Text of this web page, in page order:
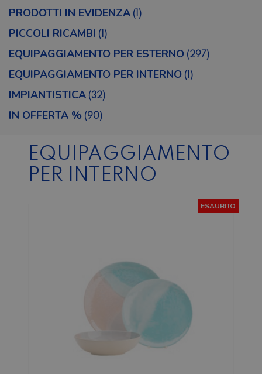
PRODOTTI IN EVIDENZA (1)
IMPIANTISTICA (32)
PICCOLI RICAMBI (1)
EQUIPAGGIAMENTO PER ESTERNO (297)
IN OFFERTA % (90)
EQUIPAGGIAMENTO PER INTERNO (1)
EQUIPAGGIAMENTO
PER INTERNO
ESAURITO